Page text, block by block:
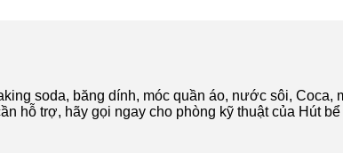
soda, băng dính, móc quần áo, nước sôi,
hỗ trợ, hãy gọi ngay cho phòng kỹ thuật của Hút